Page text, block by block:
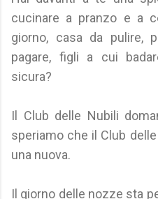
cucinare a pranzo e a
giorno, casa da pulire,
pagare, figli a cui
sicura?
Il Club delle Nubili
speriamo che il Club
una nuova.
Il giorno delle nozze sta